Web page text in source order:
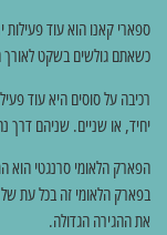
ספארי קאנו הוא עוד פעילות
כשאתם גולשים בשקט לאורך
רכיבה על סוסים היא עוד
יחיד, או שניים. שניהם דרך
הפארק הלאומי סרנגטי הוא
בפארק הלאומי זה בכל עת
את ההגירה הגדולה.